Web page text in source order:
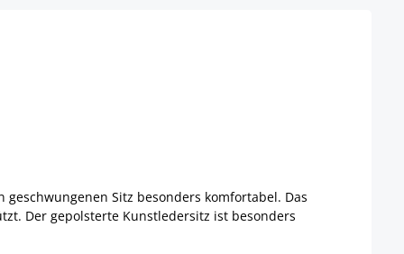
Sitz besonders komfortabel. Das
Der gepolsterte Kunstledersitz ist besonders